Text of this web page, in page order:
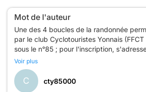
Mot de l'auteur
Une des 4 boucles de la randonnée
par le club Cyclotouristes Yonnais
sous le n°85 ; pour l'inscription,
Voir plus
C cty85000